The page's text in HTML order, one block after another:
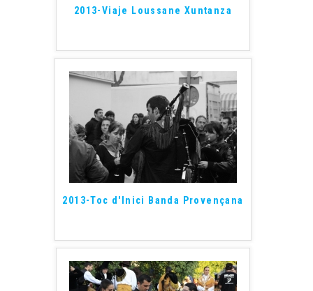
2013-Viaje Loussane Xuntanza
2013-Toc d'Inici Banda Provençana